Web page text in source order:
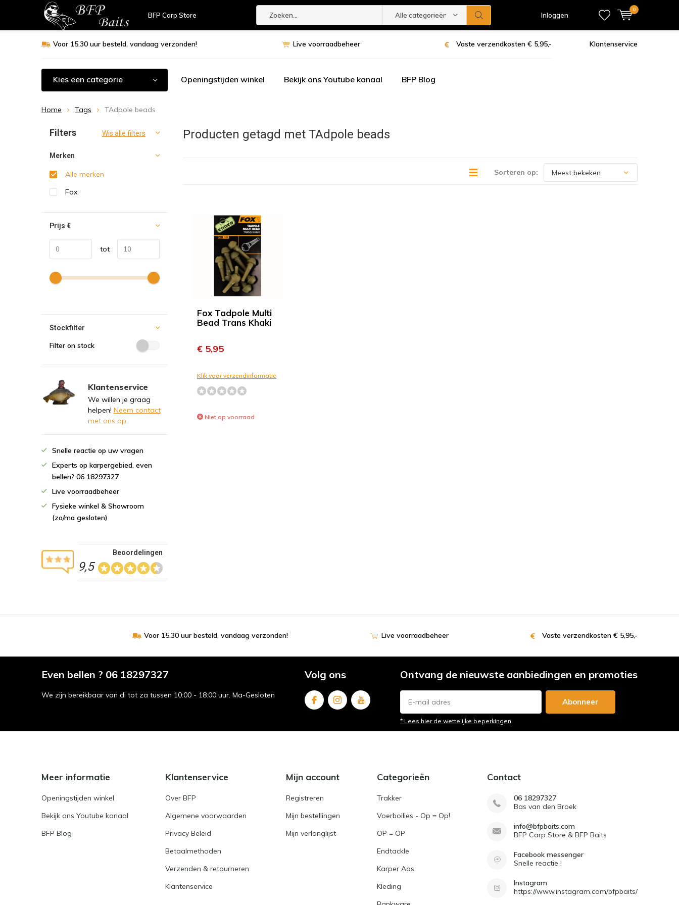
BFP Carp Store Alle categorieën Inloggen
0
Voor 15.30 uur besteld, vandaag verzonden! Live voorraadbeheer Vaste verzendkosten € 5,95,- Klantenservice
Kies een categorie Openingstijden winkel Bekijk ons Youtube kanaal BFP Blog
Home Tags TAdpole beads
Producten getagd met TAdpole beads
Sorteren op:
Fox Tadpole Multi
Bead Trans Khaki
€ 5,95
Klik voor verzendinformatie
Niet op voorraad
Sorteren op:
Filters Wis alle filters
Merken
Alle merken
Fox
Prijs €
tot
Stockfilter
Filter on stock
Klantenservice
We willen je graag
helpen! Neem contact
met ons op
Snelle reactie op uw vragen
Experts op karpergebied, even
bellen? 06 18297327
Live voorraadbeheer
Fysieke winkel & Showroom
(zo/ma gesloten)
9,5
Beoordelingen
Voor 15.30 uur besteld, vandaag verzonden! Live voorraadbeheer Vaste verzendkosten € 5,95,-
Even bellen ? 06 18297327
We zijn bereikbaar van di tot za tussen 10:00 - 18:00 uur. Ma-Gesloten
Volg ons Ontvang de nieuwste aanbiedingen en promoties
Abonneer
* Lees hier de wettelijke beperkingen
Meer informatie
Openingstijden winkel
Bekijk ons Youtube kanaal
BFP Blog
Klantenservice
Over BFP
Algemene voorwaarden
Privacy Beleid
Betaalmethoden
Verzenden & retourneren
Klantenservice
Mijn account
Registreren
Mijn bestellingen
Mijn verlanglijst
Categorieën
Trakker
Voerboilies - Op = Op!
OP = OP
Endtackle
Karper Aas
Kleding
Contact
06 18297327
Bas van den Broek
info@bfpbaits.com
BFP Carp Store & BFP Baits
Facebook messenger
Snelle reactie !
Instagram
https://www.instagram.com/bfpbaits/